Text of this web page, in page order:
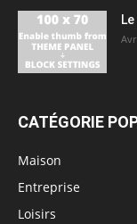
CATÉGORIE
Maison
Entreprise
Loisirs